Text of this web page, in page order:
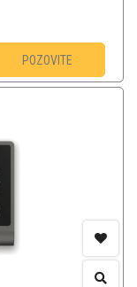
POZOVITE